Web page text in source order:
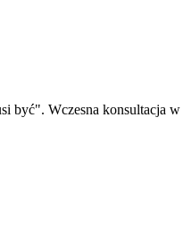
być". Wczesna konsultacja w